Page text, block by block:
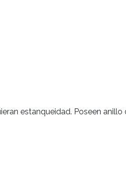
estanqueidad. Poseen anillo